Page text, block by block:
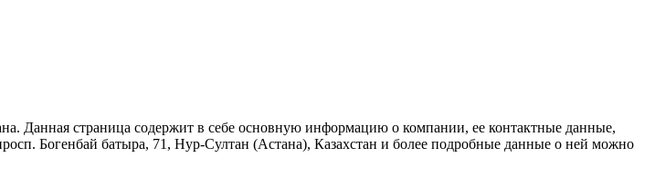
Данная страница содержит в себе основную информацию о компании, ее контактные данные,
Богенбай батыра, 71, Нур-Султан (Астана), Казахстан и более подробные данные о ней можно